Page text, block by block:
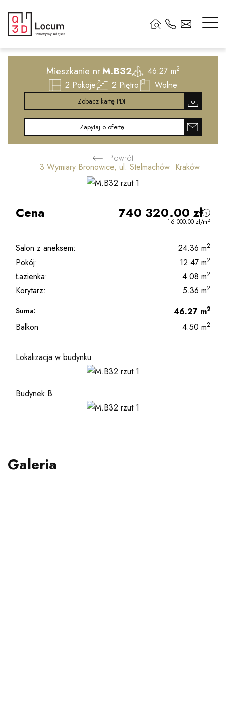
Mieszkanie nrM.B32 46.27 m2
2 Pokoje 2 Piętro Wolne
Zobacz kartę PDF
Zapytaj o ofertę
Powrót
3 Wymiary Bronowice, ul. Stelmachów Kraków
Cena 740 320.00 zł
16 000.00 zł/m2
Salon z aneksem: 24.36 m2
Pokój: 12.47 m2
Łazienka: 4.08 m2
Korytarz: 5.36 m2
Suma: 46.27 m2
Balkon 4.50 m2
Lokalizacja w budynku
Budynek B
Galeria
2